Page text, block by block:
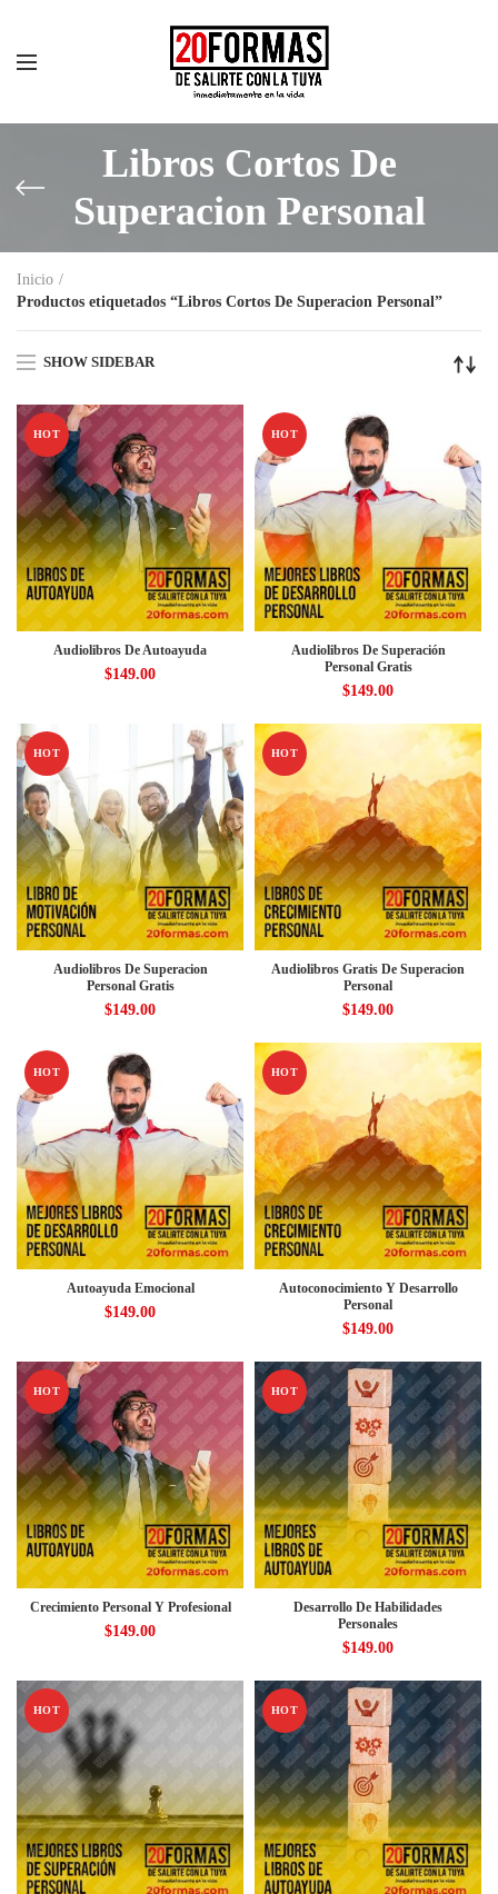
Libros Cortos De
Superacion Personal
Inicio
Productos etiquetados “Libros Cortos De Superacion Personal”
SHOW SIDEBAR
HOT
Audiolibros De Autoayuda
$149.00
HOT
Audiolibros De Superación
Personal Gratis
$149.00
HOT
Audiolibros De Superacion
Personal Gratis
$149.00
HOT
Audiolibros Gratis De Superacion
Personal
$149.00
HOT
Autoayuda Emocional
$149.00
HOT
Autoconocimiento Y Desarrollo
Personal
$149.00
HOT
Crecimiento Personal Y Profesional
$149.00
HOT
Desarrollo De Habilidades
Personales
$149.00
HOT HOT